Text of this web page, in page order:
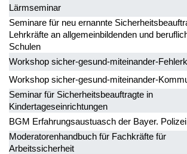
Lärmseminar
Seminare für neu ernannte
Lehrkräfte an allgemeinbildenden und
Schulen
Workshop sicher-gesund-miteinander-
Workshop sicher-gesund-miteinander-
Seminar für Sicherheitsbeauftragte in
Kindertageseinrichtungen
BGM Erfahrungsaustuasch der Bayer. Polizei
Moderatorenhandbuch für Fachkräfte für
Arbeitssicherheit